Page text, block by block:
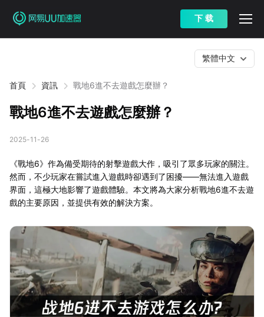
下 载
首頁 資訊 戰地6進不去遊戲怎麼辦？
繁體中文
戰地6進不去遊戲怎麼辦？
2025-11-26
《戰地6》作為備受期待的射擊遊戲大作，吸引了眾多玩家的關注。
然而，不少玩家在嘗試進入遊戲時卻遇到了困擾——無法進入遊戲
界面，這極大地影響了遊戲體驗。本文將為大家分析戰地6進不去遊
戲的主要原因，並提供有效的解決方案。